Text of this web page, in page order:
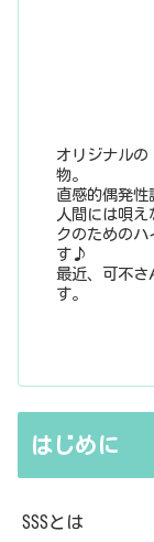
オリジナルの
物。
直感的偶発性
人間には唄
クのための
す♪
最近、可不さ
す。
はじめに
SSSとは